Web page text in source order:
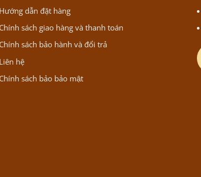
Hướng dẫn đặt hàng
Chính sách giao hàng và thanh toán
Chính sách bảo hành và đổi trả
Liên hệ
Chính sách bảo bảo mật